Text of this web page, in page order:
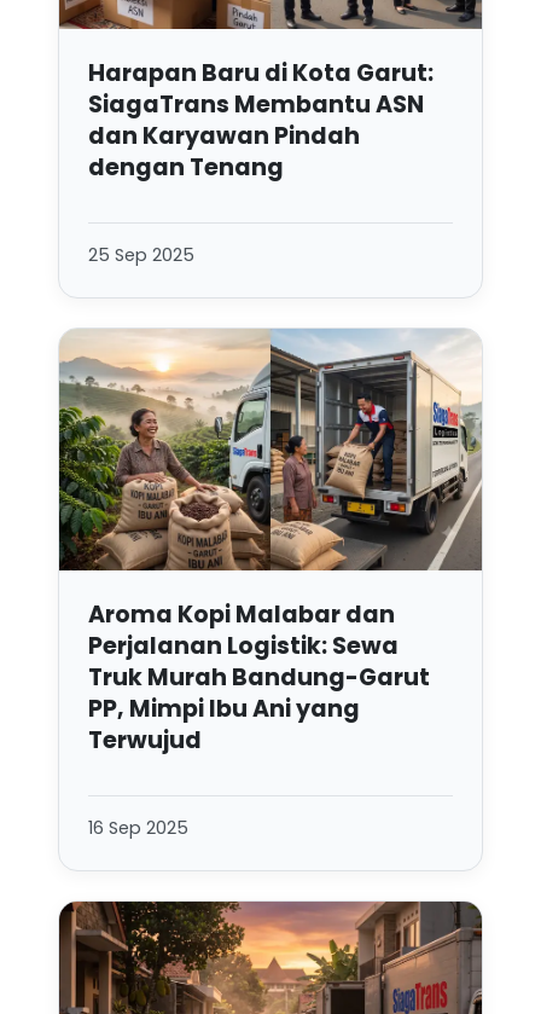
Harapan Baru di Kota Garut:
SiagaTrans Membantu ASN
dan Karyawan Pindah
dengan Tenang
25 Sep 2025
Aroma Kopi Malabar dan
Perjalanan Logistik: Sewa
Truk Murah Bandung-Garut
PP, Mimpi Ibu Ani yang
Terwujud
16 Sep 2025